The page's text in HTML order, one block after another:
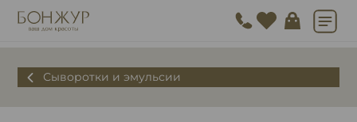
Сыворотки и эмульсии